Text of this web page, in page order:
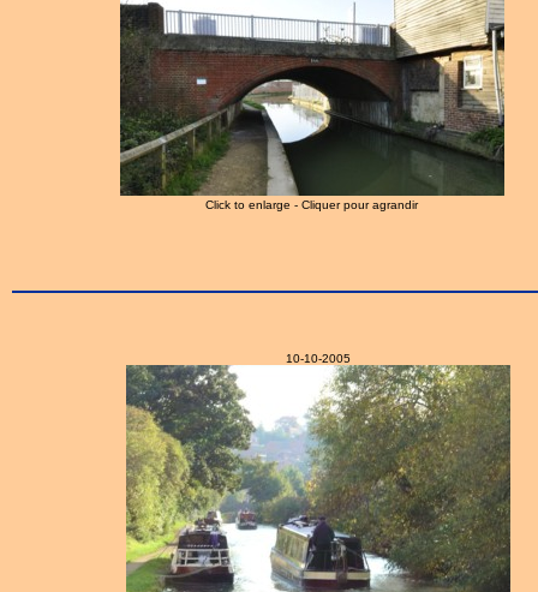
Click to enlarge - Cliquer pour agrandir
10-10-2005